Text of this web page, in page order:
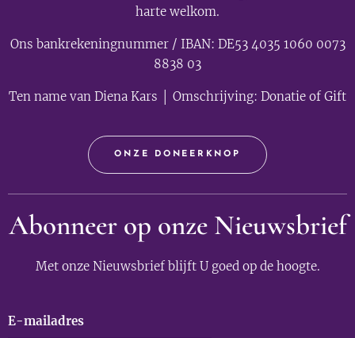
harte welkom.
Ons bankrekeningnummer / IBAN: DE53 4035 1060 0073
8838 03
Ten name van Diena Kars │ Omschrijving: Donatie of Gift
ONZE DONEERKNOP
Abonneer op onze Nieuwsbrief
Met onze Nieuwsbrief blijft U goed op de hoogte.
E-mailadres